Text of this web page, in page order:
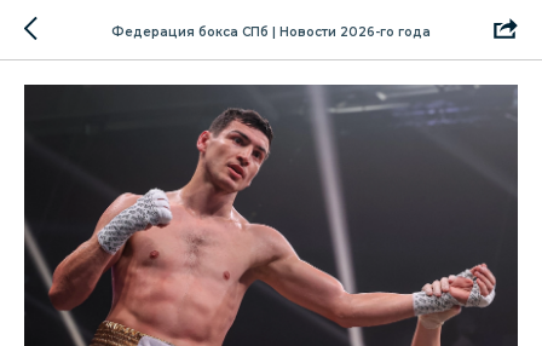
Федерация бокса СПб | Новости 2026-го года